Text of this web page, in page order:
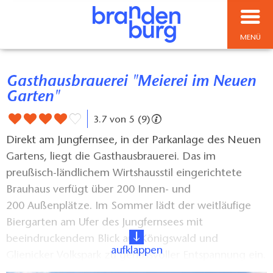
MENÜ
Gasthausbrauerei "Meierei im Neuen
Garten"
3.7 von 5 (9)
Direkt am Jungfernsee, in der Parkanlage des Neuen
Gartens, liegt die Gasthausbrauerei. Das im
preußisch-ländlichem Wirtshausstil eingerichtete
Brauhaus verfügt über 200 Innen- und
200 Außenplätze. Im Sommer lädt der weitläufige
Biergarten am Ufer des Jungfernsees mit
beeindruckendem Blick auf Königswald und
Glienicker Volkspark zu genussvoller Entspannung ein.
aufklappen